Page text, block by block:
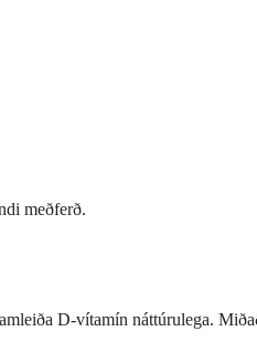
meðferð.
D-vítamín náttúrulega.